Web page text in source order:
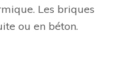
Les briques
ou en béton.